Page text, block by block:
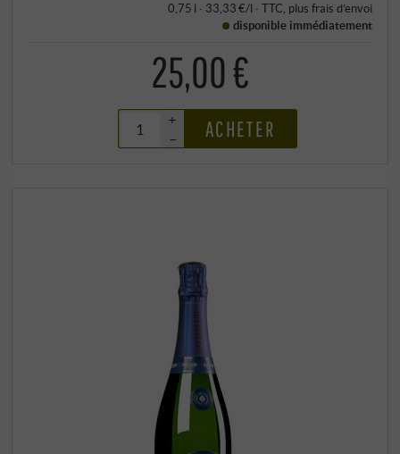
0,75 l · 33,33 €/l · TTC, plus frais d’envoi
disponible immédiatement
25,00 €
+
–
ACHETER